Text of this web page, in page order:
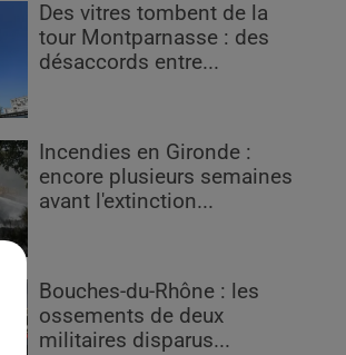
Des vitres tombent de la
tour Montparnasse : des
désaccords entre...
Incendies en Gironde :
encore plusieurs semaines
avant l'extinction...
Bouches-du-Rhône : les
ossements de deux
militaires disparus...